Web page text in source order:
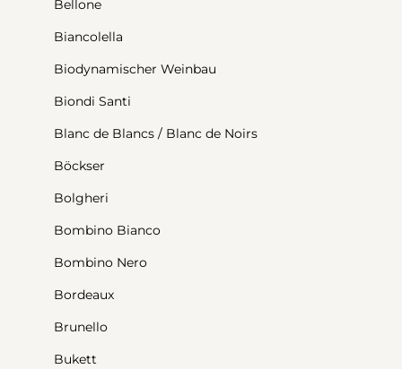
Bellone
Biancolella
Biodynamischer Weinbau
Biondi Santi
Blanc de Blancs / Blanc de Noirs
Böckser
Bolgheri
Bombino Bianco
Bombino Nero
Bordeaux
Brunello
Bukett